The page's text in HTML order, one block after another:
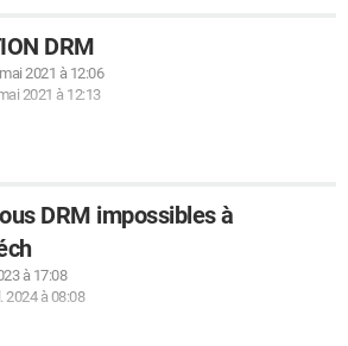
DRM
2021 à 12:06
2021 à 12:13
DRM impossibles à
à 17:08
2024 à 08:08